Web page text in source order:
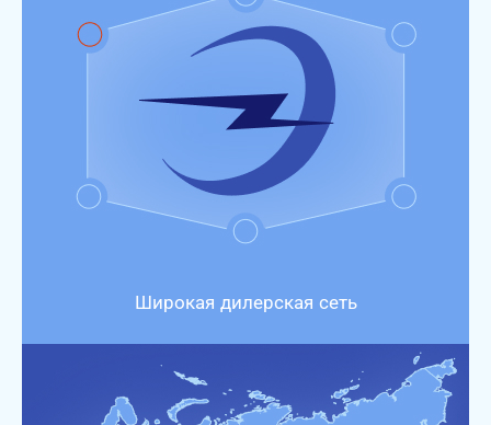
Широкая дилерская сеть